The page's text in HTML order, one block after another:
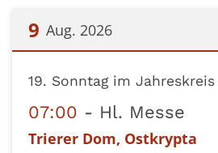
9 Aug. 2026
19. Sonntag im Jahreskreis
07:00 Hl. Messe
Trierer Dom, Ostkrypta